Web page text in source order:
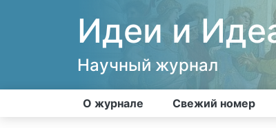
Идеи и
Научный журнал
О журнале Свежий номер